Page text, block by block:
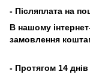
- Післяплата на
В нашому
замовлення
- Протягом 14